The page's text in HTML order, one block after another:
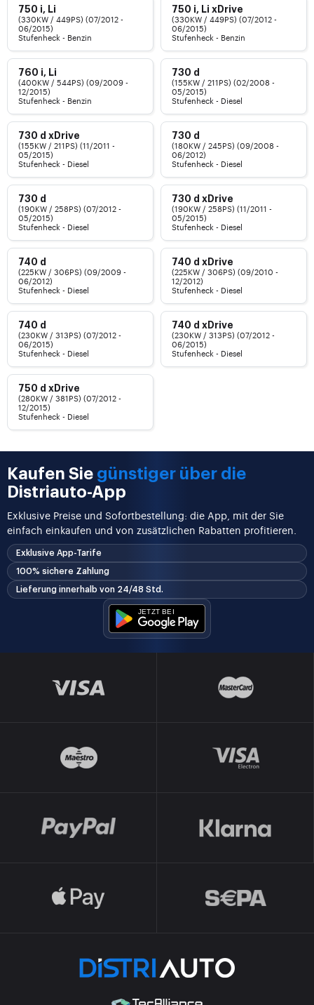
750 i, Li
(330KW / 449PS) (07/2012 -
06/2015)
Stufenheck - Benzin
750 i, Li xDrive
(330KW / 449PS) (07/2012 -
06/2015)
Stufenheck - Benzin
760 i, Li
(400KW / 544PS) (09/2009 -
12/2015)
Stufenheck - Benzin
730 d
(155KW / 211PS) (02/2008 -
05/2015)
Stufenheck - Diesel
730 d xDrive
(155KW / 211PS) (11/2011 -
05/2015)
Stufenheck - Diesel
730 d
(180KW / 245PS) (09/2008 -
06/2012)
Stufenheck - Diesel
730 d
(190KW / 258PS) (07/2012 -
05/2015)
Stufenheck - Diesel
730 d xDrive
(190KW / 258PS) (11/2011 -
05/2015)
Stufenheck - Diesel
740 d
(225KW / 306PS) (09/2009 -
06/2012)
Stufenheck - Diesel
740 d xDrive
(225KW / 306PS) (09/2010 -
12/2012)
Stufenheck - Diesel
740 d
(230KW / 313PS) (07/2012 -
06/2015)
Stufenheck - Diesel
740 d xDrive
(230KW / 313PS) (07/2012 -
06/2015)
Stufenheck - Diesel
750 d xDrive
(280KW / 381PS) (07/2012 -
12/2015)
Stufenheck - Diesel
Kaufen Sie günstiger über die
Distriauto-App
Exklusive Preise und Sofortbestellung: die App, mit der Sie
einfach einkaufen und von zusätzlichen Rabatten profitieren.
Exklusive App-Tarife
100% sichere Zahlung
Lieferung innerhalb von 24/48 Std.